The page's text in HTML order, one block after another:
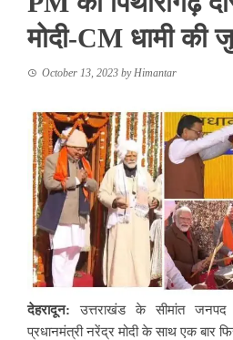
मोदी-CM धामी की
October 13, 2023 byHimantar
देहरादून: उत्तराखंड के सीमांत जनपद
प्रधानमंत्री नरेंद्र मोदी के साथ एक बार